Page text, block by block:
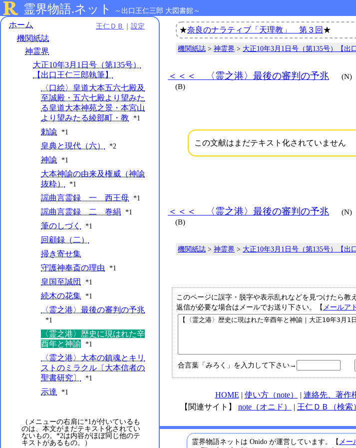
霊界物語.ネット ～出口王仁三郎 大図書館～
王仁ＤＢ ｜ 設定
ホーム
機関紙誌
神霊界
大正10年3月1日号（第135号）
【出口王仁三郎執筆】
〈口絵〉皇道大本五六七殿及
至誠殿・五六七殿より望みた
る皇道大本神苑之景・本宮山
より望みたる綾部町・教
*1
勅諭 *1
皇典と現代（六） *2
神諭 *1
大本神諭の由来及権威（神諭
抜粋）
*1
謡曲言霊録 一 西王母 *1
謡曲言霊録 二 巻絹 *1
筆のしづく *1
回顧録（二）
掃き寄せ集
守護神奉斎の理由
*1
皇国至誠団 *1
続木の花集 *1
〈霊之港〉最後の審判の予兆
*1
〈霊之港〉歴史に現はれた辛
酉年と神諭
*1
〈霊之港〉大本の鎮魂とキリ
ストのミラクル〔大本信者の
聖書研究〕
*1
示達 *1
（メニューの右肩に*1が付いているも
のは、本文がまだテキスト化されてい
ないもの。*2は内容がほぼ同じ他のテ
キストがあるもの。）
★奈良のナラティブ「天理教」 第３回 ★
機関紙誌 >神霊界 > 大正10年3月1日号（第135号）【出
＜＜＜ 〈霊之港〉最後の審判の予兆
(B)
(N)
この文献はまだテキスト化されていません
＜＜＜ 〈霊之港〉最後の審判の予兆
(B)
(N)
機関紙誌 >神霊界 > 大正10年3月1日号（第135号）【出
このページに誤字・脱字や表示乱れなどを見つけたら教
返信が必要な場合はメールでお送り下さい。【 メールア
合言葉「みろく」を入力して下さい→
HOME | 使い方（note） | 連絡先、著作
【関連サイト】 note（オニド） | 王仁ＤＢ（検索
霊界物語ネットは Onido が運営しています。【 メー